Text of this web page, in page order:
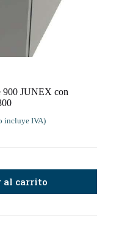
900 JUNEX con
incluye IVA)
al carrito